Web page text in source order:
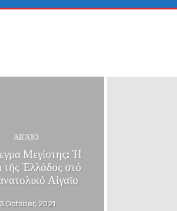
ΑΙΓΑΊΟ
Μεγίστης: Ἡ
τῆς Ἑλλάδος στό
Αἰγαῖο
October, 2021